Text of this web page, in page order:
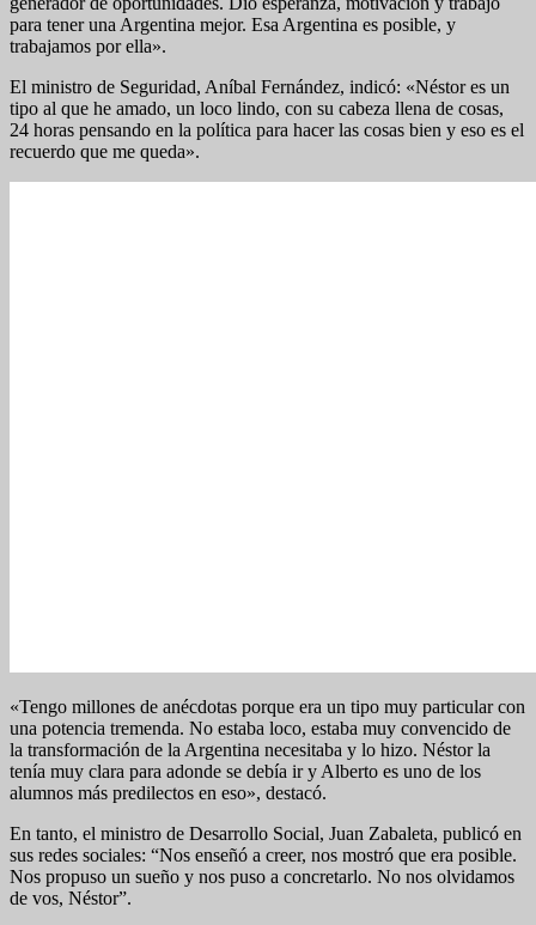
para tener una Argentina mejor. Esa Argentina es posible, y
trabajamos por ella».
El ministro de Seguridad, Aníbal Fernández, indicó: «Néstor es un
tipo al que he amado, un loco lindo, con su cabeza llena de cosas,
24 horas pensando en la política para hacer las cosas bien y eso es el
recuerdo que me queda».
«Tengo millones de anécdotas porque era un tipo muy particular con
una potencia tremenda. No estaba loco, estaba muy convencido de
la transformación de la Argentina necesitaba y lo hizo. Néstor la
tenía muy clara para adonde se debía ir y Alberto es uno de los
alumnos más predilectos en eso», destacó.
En tanto, el ministro de Desarrollo Social, Juan Zabaleta, publicó en
sus redes sociales: “Nos enseñó a creer, nos mostró que era posible.
Nos propuso un sueño y nos puso a concretarlo. No nos olvidamos
de vos, Néstor”.